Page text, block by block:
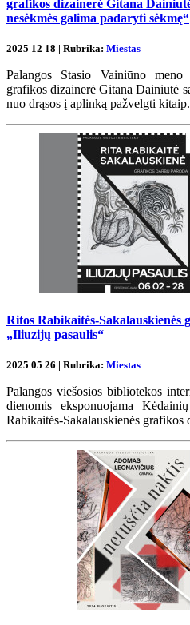
grafikos dizainerė Gitana
nesėkmės galima padaryti sėkmę“
2025 12 18 | Rubrika: Miestas
Palangos Stasio Vainiūno
grafikos dizainerė Gitana Dainiutė
nuo drąsos į aplinką pažvelgti kitaip.
Ritos Rabikaitės-Sakalauskienės
„Iliuzijų pasaulis“
2025 05 26 | Rubrika: Miestas
Palangos viešosios bibliotekos
dienomis eksponuojama
Rabikaitės-Sakalauskienės grafikos